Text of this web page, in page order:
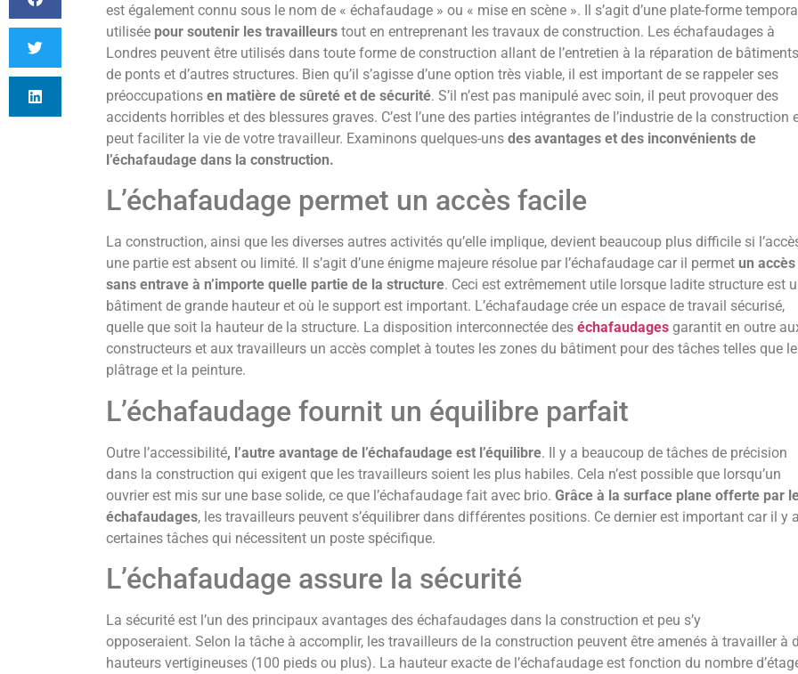
est également connu sous le nom de « échafaudage » ou « mise en scène ». Il s’agit d’une plate-forme
utilisée pour soutenir les travailleurstout en entreprenant les travaux de construction. Les échafaudages à
Londres peuvent être utilisés dans toute forme de construction allant de l’entretien à la réparation de
de ponts et d’autres structures. Bien qu’il s’agisse d’une option très viable, il est important de se rappeler ses
préoccupations en matière de sûreté et de sécurité. S’il n’est pas manipulé avec soin, il peut provoquer des
accidents horribles et des blessures graves. C’est l’une des parties intégrantes de l’industrie de la construction
peut faciliter la vie de votre travailleur. Examinons quelques-uns des avantages et des inconvénients de
l’échafaudage dans la construction.
L’échafaudage permet un accès facile
La construction, ainsi que les diverses autres activités qu’elle implique, devient beaucoup plus difficile si
une partie est absent ou limité. Il s’agit d’une énigme majeure résolue par l’échafaudage car il permet un accès
sans entrave à n’importe quelle partie de la structure. Ceci est extrêmement utile lorsque ladite structure est
bâtiment de grande hauteur et où le support est important. L’échafaudage crée un espace de travail sécurisé,
quelle que soit la hauteur de la structure. La disposition interconnectée des échafaudagesgarantit en outre
constructeurs et aux travailleurs un accès complet à toutes les zones du bâtiment pour des tâches telles que le
plâtrage et la peinture.
L’échafaudage fournit un équilibre parfait
Outre l’accessibilité, l’autre avantage de l’échafaudage est l’équilibre. Il y a beaucoup de tâches de précision
dans la construction qui exigent que les travailleurs soient les plus habiles. Cela n’est possible que lorsqu’un
ouvrier est mis sur une base solide, ce que l’échafaudage fait avec brio. Grâce à la surface plane offerte par
échafaudages, les travailleurs peuvent s’équilibrer dans différentes positions. Ce dernier est important car il y a
certaines tâches qui nécessitent un poste spécifique.
L’échafaudage assure la sécurité
La sécurité est l’un des principaux avantages des échafaudages dans la construction et peu s’y
opposeraient. Selon la tâche à accomplir, les travailleurs de la construction peuvent être amenés à travailler à
hauteurs vertigineuses (100 pieds ou plus). La hauteur exacte de l’échafaudage est fonction du nombre